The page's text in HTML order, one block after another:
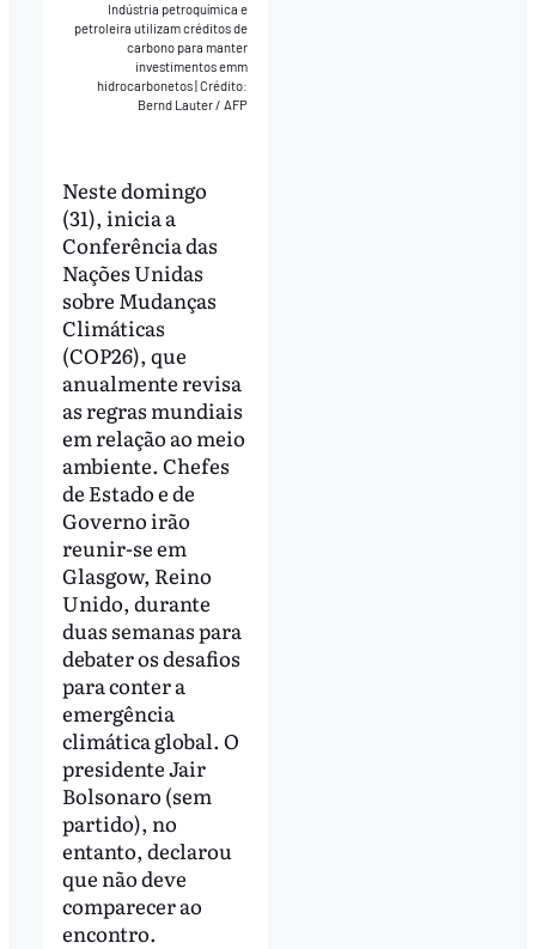
Indústria petroquímica e
petroleira utilizam créditos de
carbono para manter
investimentos emm
hidrocarbonetos|Crédito:
Bernd Lauter / AFP
Neste domingo
(31), inicia a
Conferência das
Nações Unidas
sobre Mudanças
Climáticas
(COP26), que
anualmente revisa
as regras mundiais
em relação ao meio
ambiente. Chefes
de Estado e de
Governo irão
reunir-se em
Glasgow, Reino
Unido, durante
duas semanas para
debater os desafios
para conter a
emergência
climática global. O
presidente Jair
Bolsonaro (sem
partido), no
entanto, declarou
que não deve
comparecer ao
encontro.